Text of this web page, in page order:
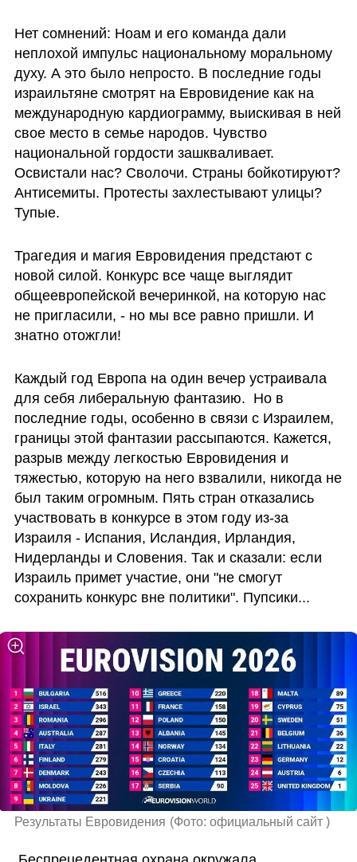
Нет сомнений: Ноам и его команда дали
неплохой импульс национальному моральному
духу. А это было непросто. В последние годы
израильтяне смотрят на Евровидение как на
международную кардиограмму, выискивая в ней
свое место в семье народов. Чувство
национальной гордости зашкваливает.
Освистали нас? Сволочи. Страны бойкотируют?
Антисемиты. Протесты захлестывают улицы?
Тупые.
Трагедия и магия Евровидения предстают с
новой силой. Конкурс все чаще выглядит
общеевропейской вечеринкой, на которую нас
не пригласили, - но мы все равно пришли. И
знатно отожгли!
Каждый год Европа на один вечер устраивала
для себя либеральную фантазию.  Но в
последние годы, особенно в связи с Израилем,
границы этой фантазии рассыпаются. Кажется,
разрыв между легкостью Евровидения и
тяжестью, которую на него взвалили, никогда не
был таким огромным. Пять стран отказались
участвовать в конкурсе в этом году из-за
Израиля - Испания, Исландия, Ирландия,
Нидерланды и Словения. Так и сказали: если
Израиль примет участие, они "не смогут
сохранить конкурс вне политики". Пупсики...
Результаты Евровидения (Фото: официальный сайт )